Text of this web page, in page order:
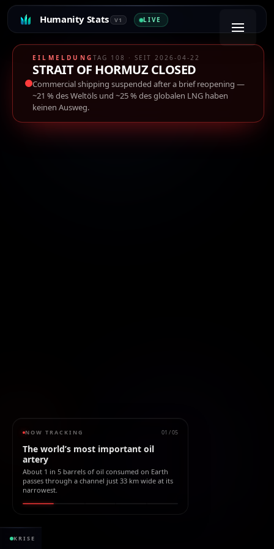
Humanity Stats V1 LIVE
EILMELDUNG TAG 108 · SEIT 2026-04-22
STRAIT OF HORMUZ CLOSED
Commercial shipping suspended after a brief reopening —
~21 % des Weltöls und ~25 % des globalen LNG haben
keinen Ausweg.
NOW TRACKING 01 /05
The world’s most important oil
artery
About 1 in 5 barrels of oil consumed on Earth
passes through a channel just 33 km wide at its
narrowest.
KRISE